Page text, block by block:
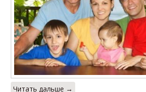
Читать дальше →